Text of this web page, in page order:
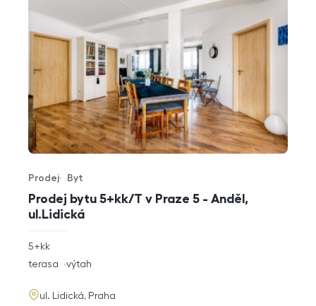
Prodej bytu 5+kk/T v Praze 5 - Anděl,
ul.Lidická
Typ nabídky
Prodej
Typ nemovitosti
Byt
rozměry
dispozice
5+kk
funkce
terasa výtah
adresa
ul. Lidická, Praha